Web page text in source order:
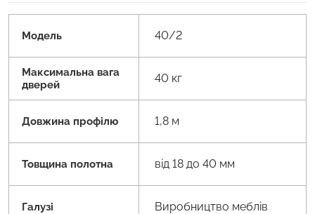
Модель 40/2
Максимальна вага
дверей
40 кг
Довжина профілю 1,8 м
Товщина полотна від 18 до 40 мм
Галузі Виробництво меблів